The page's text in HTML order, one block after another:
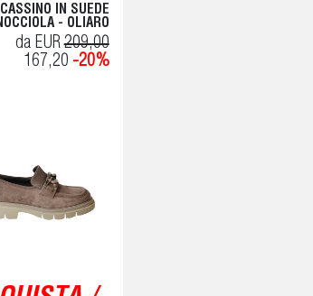
IN SUEDE
- OLIARO
da EUR209,00
167,20 -20%